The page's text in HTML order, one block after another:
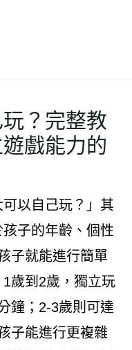
？完整教
戲能力的
以自己玩？」其
子的年齡、個性
子就能進行簡單
歲到2歲，獨立玩
鐘；2-3歲則可達
子能進行更複雜